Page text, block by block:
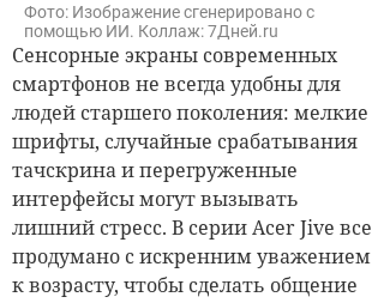
Фото: Изображение сгенерировано с
помощью ИИ. Коллаж: 7Дней.ru
Сенсорные экраны современных
смартфонов не всегда удобны для
людей старшего поколения: мелкие
шрифты, случайные срабатывания
тачскрина и перегруженные
интерфейсы могут вызывать
лишний стресс. В серии Acer Jive все
продумано с искренним уважением
к возрасту, чтобы сделать общение